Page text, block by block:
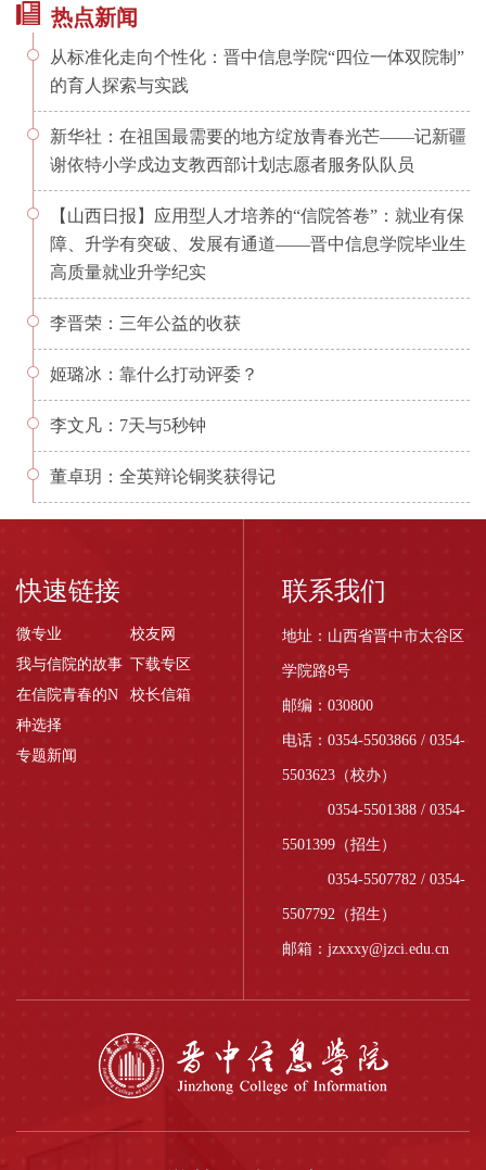
热点新闻
从标准化走向个性化：晋中信息学院“四位一体双院制”
的育人探索与实践
新华社：在祖国最需要的地方绽放青春光芒——记新疆
谢依特小学戍边支教西部计划志愿者服务队队员
【山西日报】应用型人才培养的“信院答卷”：就业有保
障、升学有突破、发展有通道——晋中信息学院毕业生
高质量就业升学纪实
李晋荣：三年公益的收获
姬璐冰：靠什么打动评委？
李文凡：7天与5秒钟
董卓玥：全英辩论铜奖获得记
快速链接
微专业
校友网
我与信院的故事 下载专区
在信院青春的N
种选择
校长信箱
专题新闻
联系我们
地址：山西省晋中市太谷区
学院路8号
邮编：030800
电话：0354-5503866 / 0354-
5503623（校办）
0354-5501388 / 0354-
5501399（招生）
0354-5507782 / 0354-
5507792（招生）
邮箱：jzxxxy@jzci.edu.cn